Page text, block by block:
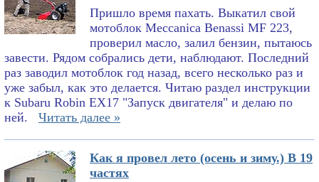
Пришло время пахать. Выкатил свой
мотоблок Meccanica Benassi MF 223,
проверил масло, залил бензин, пытаюсь
завести. Рядом собрались дети, наблюдают. Последний
раз заводил мотоблок год назад, всего несколько раз и
уже забыл, как это делается. Читаю раздел инструкции
к Subaru Robin EX17 "Запуск двигателя" и делаю по
ней.
Читать далее »
Как я провел лето (осень и зиму.) В 19
частях